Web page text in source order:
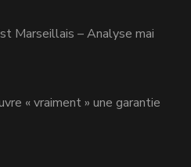
Marseillais – Analyse mai
« vraiment » une garantie